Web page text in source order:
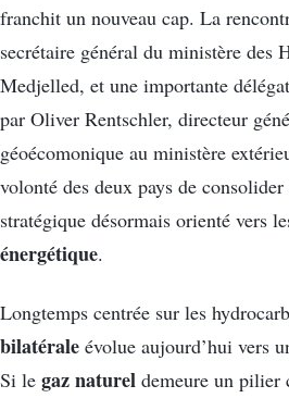
franchit un nouveau cap. La
secrétaire général du ministère des
Medjelled, et une importante
par Oliver Rentschler, directeur
géoécomonique au ministère
volonté des deux pays de
stratégique désormais orienté vers
énergétique.
Longtemps centrée sur les
bilatérale évolue aujourd’hui vers
Si le gaz naturel demeure un pilier